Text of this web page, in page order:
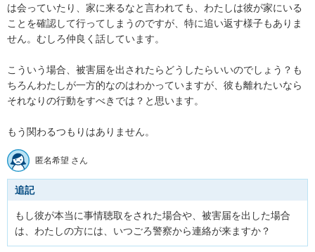
は会っていたり、家に来るなと言われても、わたしは彼が家にいる
ことを確認して行ってしまうのですが、特に追い返す様子もありま
せん。むしろ仲良く話しています。
こういう場合、被害届を出されたらどうしたらいいのでしょう？も
ちろんわたしが一方的なのはわかっていますが、彼も離れたいなら
それなりの行動をすべきでは？と思います。
もう関わるつもりはありません。
匿名希望 さん
追記
もし彼が本当に事情聴取をされた場合や、被害届を出した場合
は、わたしの方には、いつごろ警察から連絡が来ますか？